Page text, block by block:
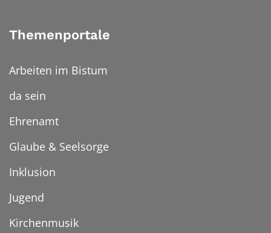
Themenportale
Arbeiten im Bistum
da sein
Ehrenamt
Glaube & Seelsorge
Inklusion
Jugend
Kirchenmusik